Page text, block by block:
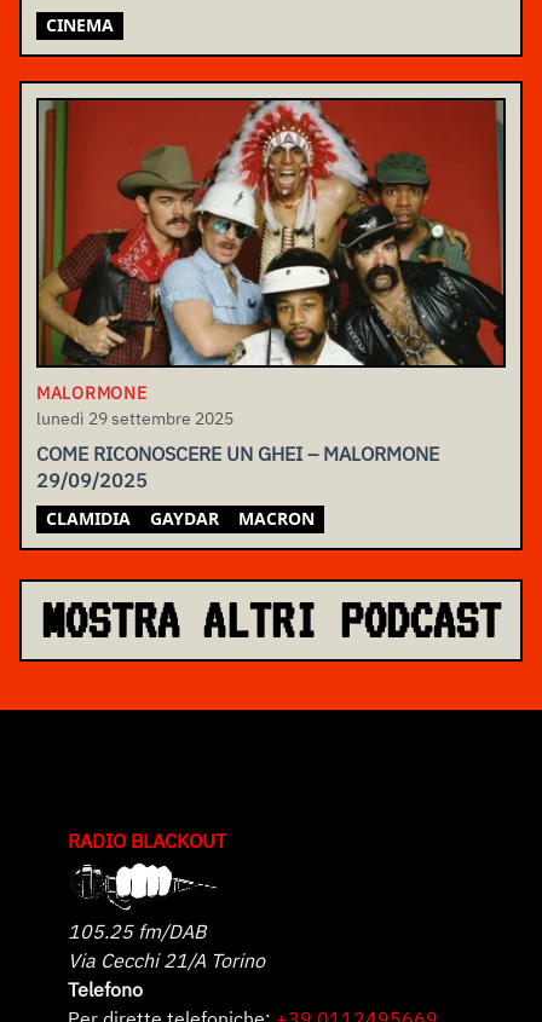
CINEMA
MALORMONE
lunedì 29 settembre 2025
COME RICONOSCERE UN GHEI – MALORMONE
29/09/2025
CLAMIDIA GAYDAR MACRON
MOSTRA ALTRI PODCAST
RADIO BLACKOUT
105.25 fm/DAB
Via Cecchi 21/A Torino
Telefono